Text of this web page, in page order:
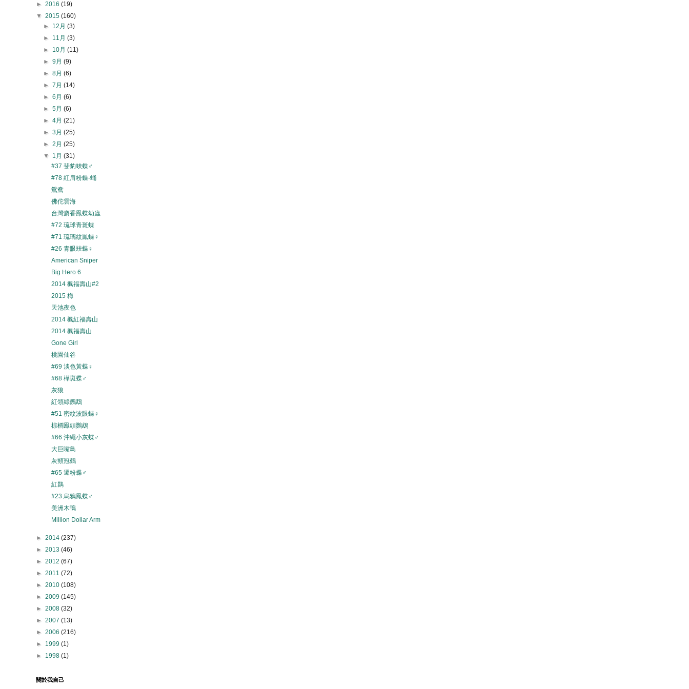
► 2016 (19)
▼ 2015 (160)
► 12月(3)
► 11月(3)
► 10月(11)
►9月(9)
►8月(6)
►7月(14)
►6月(6)
►5月(6)
►4月(21)
►3月(25)
►2月(25)
▼ 1月(31)
#37 斐豹蛺蝶♂
#78 紅肩粉蝶-蛹
鴛鴦
佛佗雲海
台灣麝香鳯蝶幼蟲
#72 琉球青斑蝶
#71 琉璃紋鳯蝶♀
#26 青眼蛺蝶♀
American Sniper
Big Hero 6
2014 楓福壽山#2
2015 梅
天池夜色
2014 楓紅福壽山
2014 楓福壽山
Gone Girl
桃園仙谷
#69 淡色黃蝶♀
#68 樺斑蝶♂
灰狼
紅領綠鸚鵡
#51 密紋波眼蝶♀
棕櫚鳯頭鸚鵡
#66 沖繩小灰蝶♂
大巨嘴鳥
灰頸冠鶴
#65 遷粉蝶♂
紅䴉
#23 烏鴉鳳蝶♂
美洲木鴨
Million Dollar Arm
► 2014 (237)
► 2013 (46)
► 2012 (67)
► 2011 (72)
► 2010 (108)
► 2009 (145)
► 2008 (32)
► 2007 (13)
► 2006 (216)
► 1999 (1)
► 1998 (1)
關於我自己